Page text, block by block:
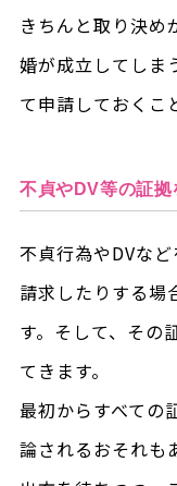
きちんと取り決め
婚が成立してしま
て申請しておくこ
不貞やDV等の証
不貞行為やDVな
請求したりする場
す。そして、その
てきます。
最初からすべての
論されるおそれも